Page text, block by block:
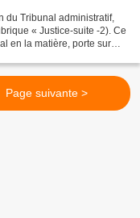
du Tribunal administratif,
« Justice-suite -2). Ce
en la matière, porte sur
Page suivante >